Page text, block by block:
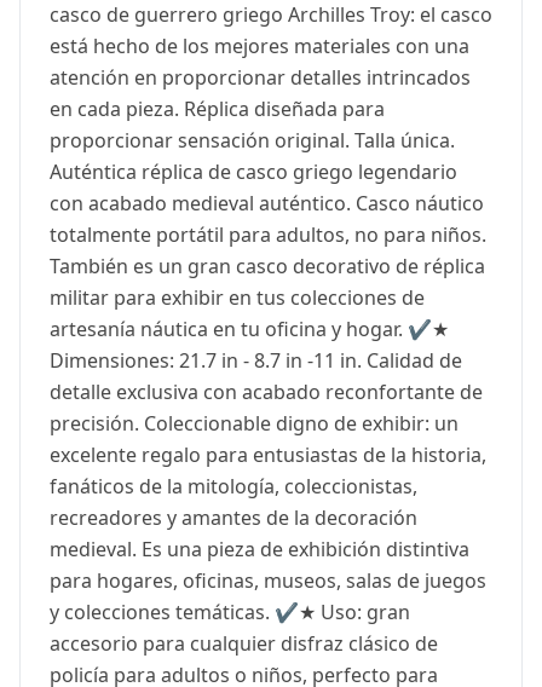
casco de guerrero griego Archilles Troy: el casco
está hecho de los mejores materiales con una
atención en proporcionar detalles intrincados
en cada pieza. Réplica diseñada para
proporcionar sensación original. Talla única.
Auténtica réplica de casco griego legendario
con acabado medieval auténtico. Casco náutico
totalmente portátil para adultos, no para niños.
También es un gran casco decorativo de réplica
militar para exhibir en tus colecciones de
artesanía náutica en tu oficina y hogar. ✔️★
Dimensiones: 21.7 in - 8.7 in -11 in. Calidad de
detalle exclusiva con acabado reconfortante de
precisión. Coleccionable digno de exhibir: un
excelente regalo para entusiastas de la historia,
fanáticos de la mitología, coleccionistas,
recreadores y amantes de la decoración
medieval. Es una pieza de exhibición distintiva
para hogares, oficinas, museos, salas de juegos
y colecciones temáticas. ✔️★ Uso: gran
accesorio para cualquier disfraz clásico de
policía para adultos o niños, perfecto para